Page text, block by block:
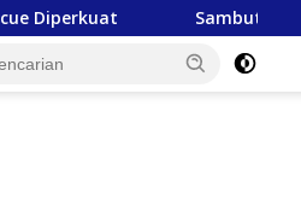
Sambut HUT RI ke-81, PLN Tebar